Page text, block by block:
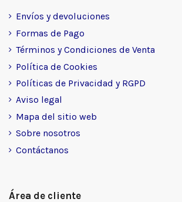
Envíos y devoluciones
Formas de Pago
Términos y Condiciones de Venta
Política de Cookies
Políticas de Privacidad y RGPD
Aviso legal
Mapa del sitio web
Sobre nosotros
Contáctanos
Área de cliente